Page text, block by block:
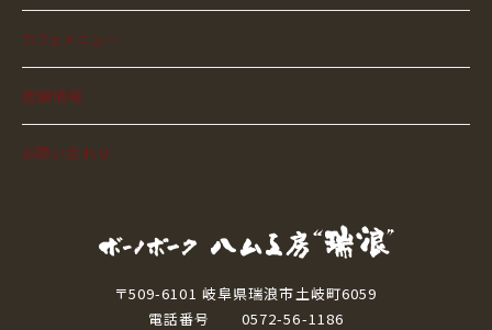
カフェメニュー
店舗情報
お問い合わせ
〒509-6101 岐阜県瑞浪市土岐町6059
電話番号 0572-56-1186